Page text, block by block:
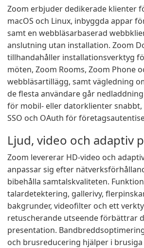
Zoom erbjuder dedikerade klienter
macOS och Linux, inbyggda appar
samt en webbläsarbaserad
anslutning utan installation. Zoom
tillhandahåller installationsverktyg
möten, Zoom Rooms, Zoom Phone
webbläsartillägg, samt vägledning
de flesta användare går
för mobil- eller datorklienter
SSO och OAuth för
Ljud, video och adaptiv
Zoom levererar HD-video och
anpassar sig efter
bibehålla samtalskvaliteten.
talardetektering, gallerivy,
bakgrunder, videofilter och ett
retuscherande utseende förbättrar
presentation.
och brusreducering hjälper i